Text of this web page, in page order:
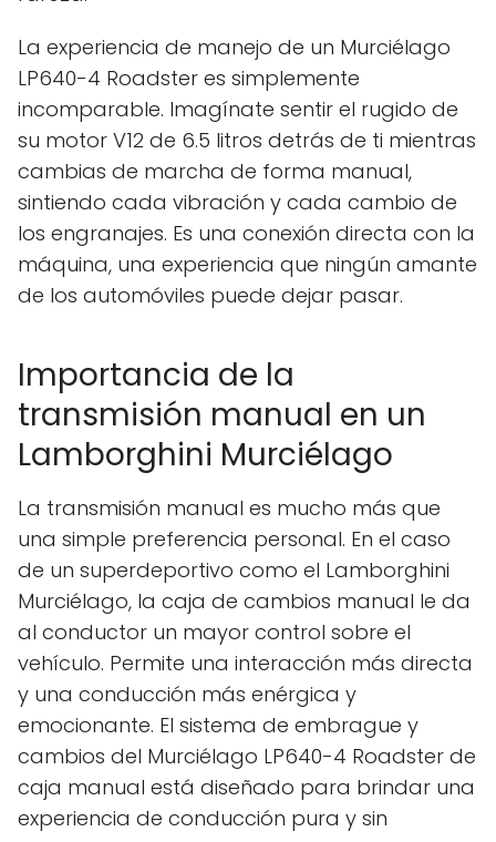
La experiencia de manejo de un Murciélago
LP640-4 Roadster es simplemente
incomparable. Imagínate sentir el rugido de
su motor V12 de 6.5 litros detrás de ti mientras
cambias de marcha de forma manual,
sintiendo cada vibración y cada cambio de
los engranajes. Es una conexión directa con la
máquina, una experiencia que ningún amante
de los automóviles puede dejar pasar.
Importancia de la
transmisión manual en un
Lamborghini Murciélago
La transmisión manual es mucho más que
una simple preferencia personal. En el caso
de un superdeportivo como el Lamborghini
Murciélago, la caja de cambios manual le da
al conductor un mayor control sobre el
vehículo. Permite una interacción más directa
y una conducción más enérgica y
emocionante. El sistema de embrague y
cambios del Murciélago LP640-4 Roadster de
caja manual está diseñado para brindar una
experiencia de conducción pura y sin